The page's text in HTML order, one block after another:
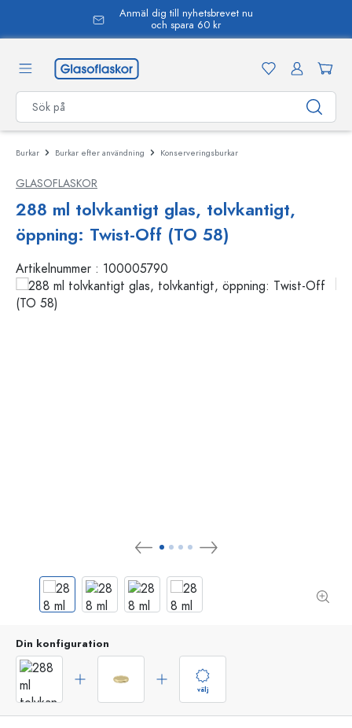
Anmäl dig till nyhetsbrevet nu
och spara 60 kr
Burkar Burkar efter användning Konserveringsburkar
GLASOFLASKOR
288 ml tolvkantigt glas, tolvkantigt,
öppning: Twist-Off (TO 58)
Artikelnummer : 100005790
Din konfiguration
välj